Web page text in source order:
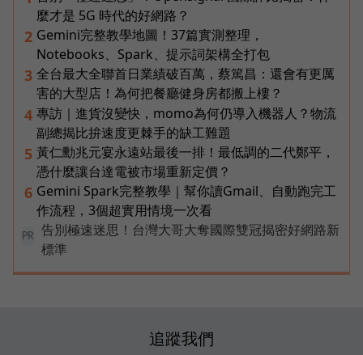
麼才是 5G 時代的好網路？
2 Gemini完整教學地圖！37篇實測整理，
Notebooks、Spark、提示詞架構全打包
3 全台最大全聯首日業績破百萬，蔡篤昌：還會有更厲
害的大型店！為何把餐廳健身房都搬上樓？
4 專訪｜進貨沒變快，momo為何仍導入機器人？物流
副總揭比拚速度更棘手的缺工難題
5 黃仁勳兆元宴永遠站最後一排！最低調的二代鄭平，
憑什麼讓台達電被市場重新定價？
6 Gemini Spark完整教學｜幫你讀Gmail、自動跑完工
作流程，3個超實用情境一次看
PR
告別極速迷思！台灣大哥大奪國際雙冠揭密好網路新
標準
追蹤我們